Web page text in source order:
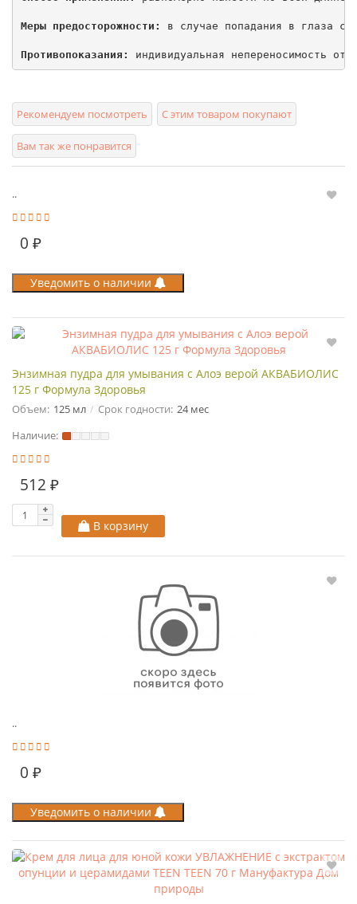
Меры предосторожности: в случае попадания в глаза
Противопоказания: индивидуальная непереносимость
Рекомендуем посмотреть С этим товаром покупают
Вам так же понравится
..
0 ₽
Уведомить о наличии
Энзимная пудра для умывания с Алоэ верой АКВАБИОЛИС
125 г Формула Здоровья
Объем: 125 мл Срок годности: 24 мес
Наличие:
512 ₽
В корзину
..
0 ₽
Уведомить о наличии